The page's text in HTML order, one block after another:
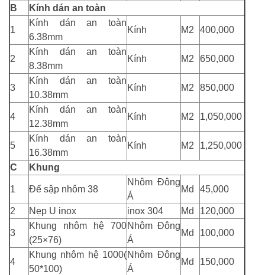
B Kính dán an toàn
1
Kính dán an toàn
6.38mm
Kính M2 400,000
2
Kính dán an toàn
8.38mm
Kính M2 650,000
3
Kính dán an toàn
10.38mm
Kính M2 850,000
4
Kính dán an toàn
12.38mm
Kính M2 1,050,000
5
Kính dán an toàn
16.38mm
Kính M2 1,250,000
C Khung
1 Đế sập nhôm 38
Nhôm Đông
Á
Md 45,000
2 Nẹp U inox inox 304 Md 120,000
3
Khung nhôm hệ 700
(25×76)
Nhôm Đông
Á
Md 100,000
4
Khung nhôm hệ 1000(
50*100)
Nhôm Đông
Á
Md 150,000